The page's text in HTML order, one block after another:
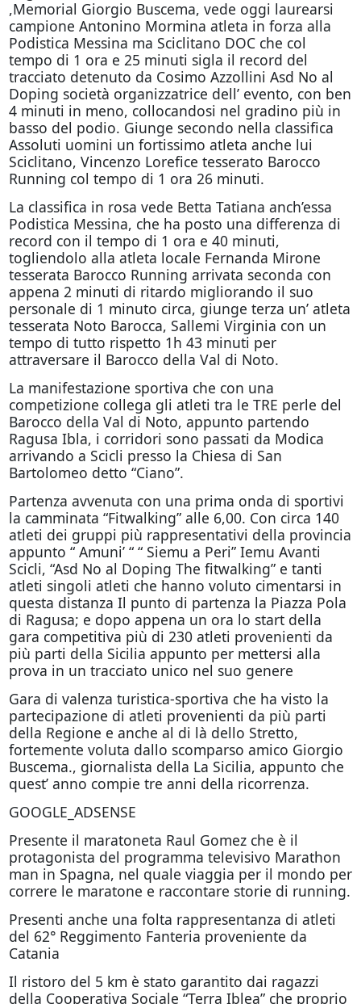
,Memorial Giorgio Buscema, vede oggi laurearsi
campione Antonino Mormina atleta in forza alla
Podistica Messina ma Sciclitano DOC che col
tempo di 1 ora e 25 minuti sigla il record del
tracciato detenuto da Cosimo Azzollini Asd No al
Doping società organizzatrice dell’ evento, con ben
4 minuti in meno, collocandosi nel gradino più in
basso del podio. Giunge secondo nella classifica
Assoluti uomini un fortissimo atleta anche lui
Sciclitano, Vincenzo Lorefice tesserato Barocco
Running col tempo di 1 ora 26 minuti.
La classifica in rosa vede Betta Tatiana anch’essa
Podistica Messina, che ha posto una differenza di
record con il tempo di 1 ora e 40 minuti,
togliendolo alla atleta locale Fernanda Mirone
tesserata Barocco Running arrivata seconda con
appena 2 minuti di ritardo migliorando il suo
personale di 1 minuto circa, giunge terza un’ atleta
tesserata Noto Barocca, Sallemi Virginia con un
tempo di tutto rispetto 1h 43 minuti per
attraversare il Barocco della Val di Noto.
La manifestazione sportiva che con una
competizione collega gli atleti tra le TRE perle del
Barocco della Val di Noto, appunto partendo
Ragusa Ibla, i corridori sono passati da Modica
arrivando a Scicli presso la Chiesa di San
Bartolomeo detto “Ciano”.
Partenza avvenuta con una prima onda di sportivi
la camminata “Fitwalking” alle 6,00. Con circa 140
atleti dei gruppi più rappresentativi della provincia
appunto “ Amuni’ “ “ Siemu a Peri” Iemu Avanti
Scicli, “Asd No al Doping The fitwalking” e tanti
atleti singoli atleti che hanno voluto cimentarsi in
questa distanza Il punto di partenza la Piazza Pola
di Ragusa; e dopo appena un ora lo start della
gara competitiva più di 230 atleti provenienti da
più parti della Sicilia appunto per mettersi alla
prova in un tracciato unico nel suo genere
Gara di valenza turistica-sportiva che ha visto la
partecipazione di atleti provenienti da più parti
della Regione e anche al di là dello Stretto,
fortemente voluta dallo scomparso amico Giorgio
Buscema., giornalista della La Sicilia, appunto che
quest’ anno compie tre anni della ricorrenza.
GOOGLE_ADSENSE
Presente il maratoneta Raul Gomez che è il
protagonista del programma televisivo Marathon
man in Spagna, nel quale viaggia per il mondo per
correre le maratone e raccontare storie di running.
Presenti anche una folta rappresentanza di atleti
del 62° Reggimento Fanteria proveniente da
Catania
Il ristoro del 5 km è stato garantito dai ragazzi
della Cooperativa Sociale “Terra Iblea” che proprio